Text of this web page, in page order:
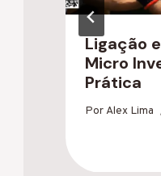
Ligação
Micro
Prática
Por Alex Lima